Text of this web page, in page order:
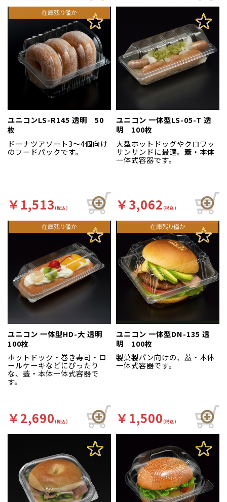
ユニコンLS-R145 透明 50
枚
ドーナツアソート3～4個向け
のフードパックです。
￥1,513(税込)
ユニコン 一体型LS-05-T 透
明 100枚
大型ホットドッグやクロワッ
サンサンドに最適。蓋・本体
一体式容器です。
￥3,062(税込)
ユニコン 一体型HD-大 透明
100枚
ホットドック・巻き寿司・ロ
ールケーキなどにぴったり
な、蓋・本体一体式容器で
す。
￥2,690(税込)
ユニコン 一体型DN-135 透
明 100枚
製菓製パン向けの、蓋・本体
一体式容器です。
￥1,500(税込)